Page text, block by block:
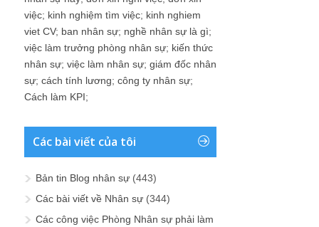
việc; kinh nghiệm tìm việc; kinh nghiem
viet CV; ban nhân sự; nghề nhân sự là gì;
việc làm trưởng phòng nhân sự; kiến thức
nhân sự; việc làm nhân sự; giám đốc nhân
sự; cách tính lương; công ty nhân sự;
Cách làm KPI;
Các bài viết của tôi
Bản tin Blog nhân sự (443)
Các bài viết về Nhân sự (344)
Các công việc Phòng Nhân sự phải làm